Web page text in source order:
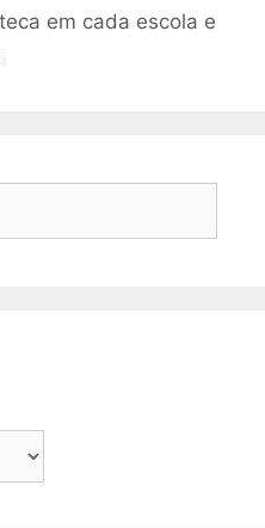
em cada escola e